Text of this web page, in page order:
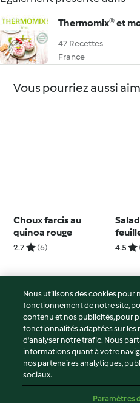
Thermomix® et
47 Recettes
France
Vous pourriez aussi
Choux farcis au
quinoa rouge
2.7 (6) 4.5
© Copyright 2026
Conditions d'utilisation
Politique de confidentialité
Non-responsabilité
Mentions légales
Nous utilisons des cookies pour
fonctionnement de notre site,
contenu et nos publicités, pour
fonctionnalités adaptées sur les
d’analyser notre trafic. Nous
informations quant à votre
nos partenaires analytiques,
sociaux.
Paramètres